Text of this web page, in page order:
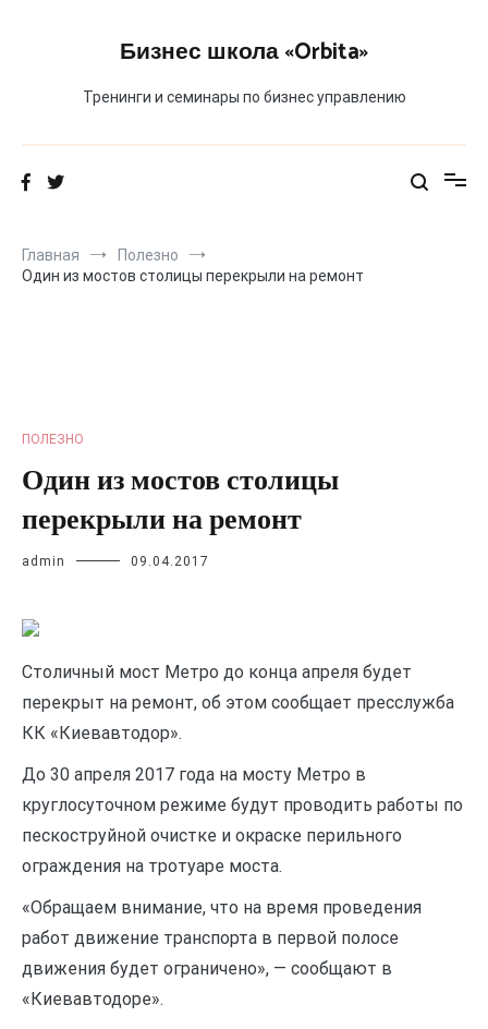
Бизнес школа «Orbita»
Тренинги и семинары по бизнес управлению
Главная
Полезно
Один из мостов столицы перекрыли на ремонт
ПОЛЕЗНО
Один из мостов столицы
перекрыли на ремонт
admin 09.04.2017
Столичный мост Метро до конца апреля будет
перекрыт на ремонт, об этом сообщает пресслужба
КК «Киевавтодор».
До 30 апреля 2017 года на мосту Метро в
круглосуточном режиме будут проводить работы по
пескоструйной очистке и окраске перильного
ограждения на тротуаре моста.
«Обращаем внимание, что на время проведения
работ движение транспорта в первой полосе
движения будет ограничено», — сообщают в
«Киевавтодоре».